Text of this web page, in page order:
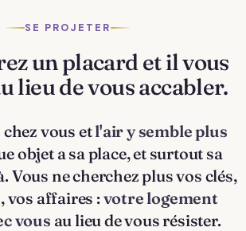
SE PROJETER
un placard et il vous
lieu de vous accabler.
vous etl'air y semble plus
objet a sa place, et surtout sa
Vous ne cherchez plus vos clés,
vos affaires :votre logement
vous au lieu de vous résister.